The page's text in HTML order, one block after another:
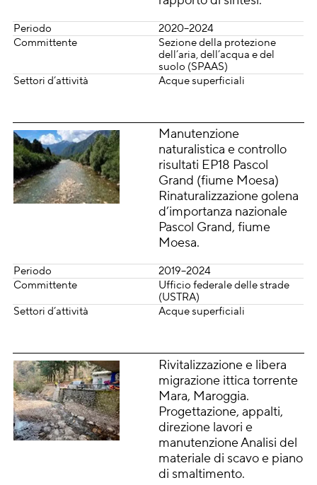
Periodo
2020–2024
Committente
Sezione della protezione
dell’aria, dell’acqua e del
suolo (SPAAS)
Settori d’attività
Acque superficiali
Manutenzione
naturalistica e controllo
risultati EP18 Pascol
Grand (fiume Moesa)
Rinaturalizzazione golena
d’importanza nazionale
Pascol Grand, fiume
Moesa.
Periodo
2019–2024
Committente
Ufficio federale delle strade
(USTRA)
Settori d’attività
Acque superficiali
Rivitalizzazione e libera
migrazione ittica torrente
Mara, Maroggia.
Progettazione, appalti,
direzione lavori e
manutenzione Analisi del
materiale di scavo e piano
di smaltimento.